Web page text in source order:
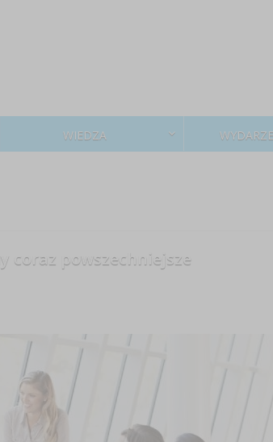
WIEDZA
coraz powszechniejsze